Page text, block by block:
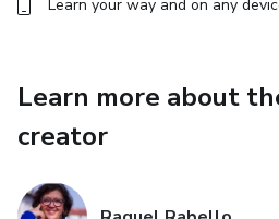
Learn your way and on any
Learn more about
creator